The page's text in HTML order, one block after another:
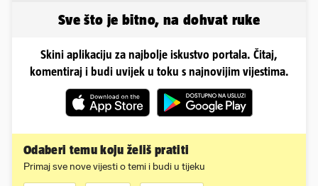
Sve što je bitno, na dohvat ruke
Skini aplikaciju za najbolje iskustvo portala. Čitaj,
komentiraj i budi uvijek u toku s najnovijim vijestima.
Odaberi temu koju želiš pratiti
Primaj sve nove vijesti o temi i budi u tijeku